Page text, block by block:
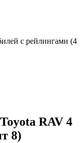
с рейлингами (4
RAV 4
8)